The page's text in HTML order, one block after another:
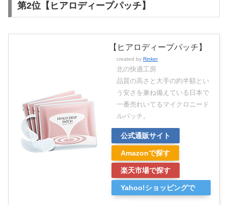
第2位【ヒアロディープパッチ】
【ヒアロディープパッチ】
created by Rinker
北の快適工房
品質の高さと大手の約半額とい
う安さを兼ね備えている日本で
一番売れいてるマイクロニード
ルパッチ。
公式通販サイト
Amazonで探す
楽天市場で探す
Yahoo!ショッピングで